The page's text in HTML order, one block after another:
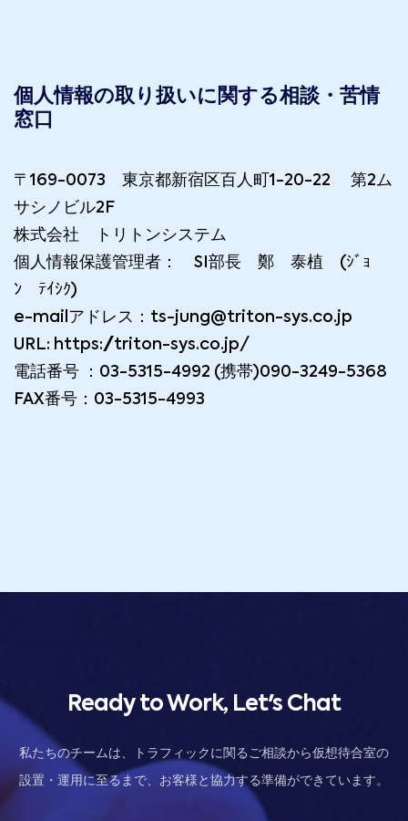
個人情報の取り扱いに関する相談・苦情
窓口
〒169-0073 東京都新宿区百人町1-20-22 第2ム
サシノビル2F
株式会社 トリトンシステム
個人情報保護管理者： SI部長 鄭 泰植 (ｼﾞｮ
ﾝ ﾃｲｼｸ)
e-mailアドレス：ts-jung@triton-sys.co.jp
URL: https://triton-sys.co.jp/
電話番号 ：03-5315-4992 (携帯)090-3249-5368
FAX番号：03-5315-4993
Ready to Work, Let's Chat
私たちのチームは、トラフィックに関るご相談から仮想待合室の
設置・運用に至るまで、お客様と協力する準備ができています。